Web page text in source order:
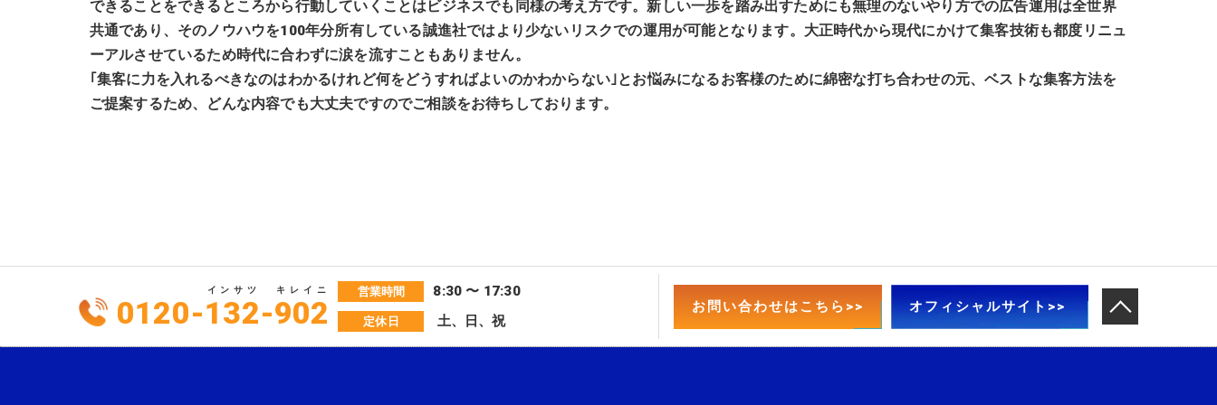
できることをできるところから行動していくことはビジネスでも同様の考え方です。新しい一歩を踏み出すためにも無理のないやり方での広告運用は全世界
共通であり、そのノウハウを100年分所有している誠進社ではより少ないリスクでの運用が可能となります。大正時代から現代にかけて集客技術も都度リニュ
ーアルさせているため時代に合わずに涙を流すこともありません。
｢集客に力を入れるべきなのはわかるけれど何をどうすればよいのかわからない｣とお悩みになるお客様のために綿密な打ち合わせの元、ベストな集客方法を
ご提案するため、どんな内容でも大丈夫ですのでご相談をお待ちしております。
0120-132
インサツ
-902
キレイニ 営業時間 8:30 〜 17:30
定休日 土、日、祝
お問い合わせはこちら>> オフィシャルサイト>>